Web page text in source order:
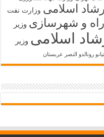
اسلامی وزارت نفت
راه و شهرسازی وزیر
اسلامی وزیر
رونالدو النصر عربستان